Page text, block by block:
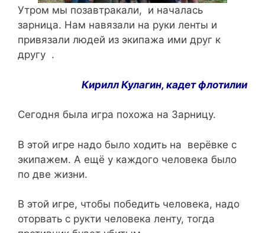
Утром мы позавтракали, и началась
зарница. Нам навязали на руки ленты и
привязали людей из экипажа ими друг к
другу .
Кирилл Кулагин, кадет флотилии
Сегодня была игра похожа на Зарницу.
В этой игре надо было ходить на верёвке с
экипажем. А ещё у каждого человека было
по две жизни.
В этой игре, чтобы победить человека, надо
оторвать с рукти человека ленту, тогда